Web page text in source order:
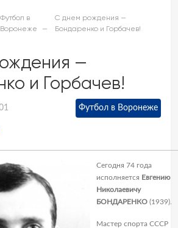
Футбол в
Воронеже
С днем рождения —
Бондаренко и Горбачев!
—
и Горбачев!
Футбол в Воронеже
Сегодня 74 года
исполняется Евгению
Николаевичу
БОНДАРЕНКО (1939).
Мастер спорта СССР